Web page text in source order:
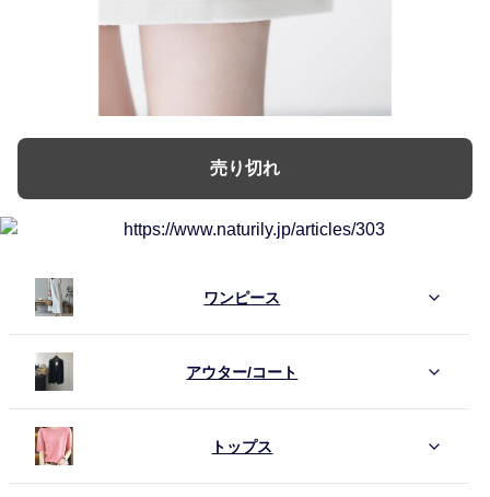
売り切れ
ワンピース
アウター/コート
トップス